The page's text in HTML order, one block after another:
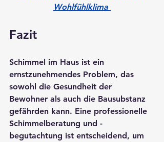
Wohlfühlklima
Fazit
Schimmel im Haus ist ein
ernstzunehmendes Problem, das
sowohl die Gesundheit der
Bewohner als auch die Bausubstanz
gefährden kann. Eine professionelle
Schimmelberatung und -
begutachtung ist entscheidend, um